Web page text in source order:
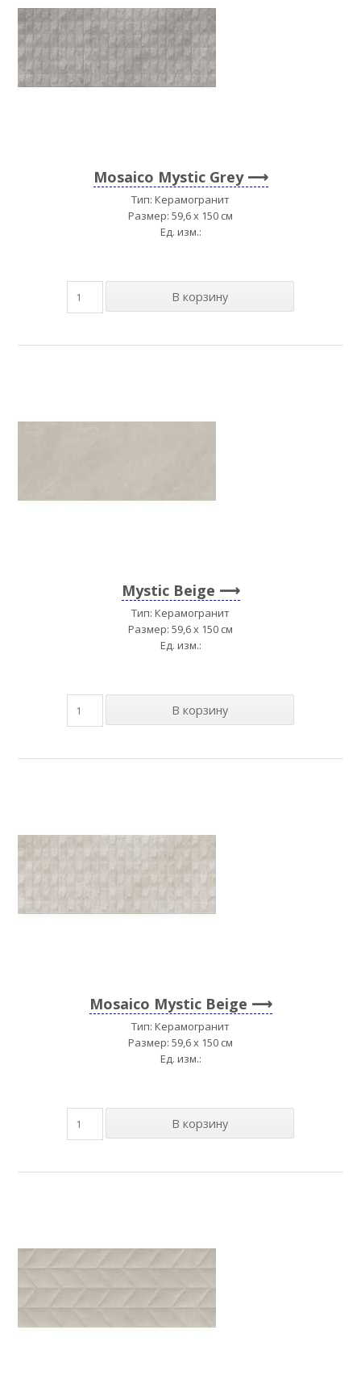
Mosaico Mystic Grey
Тип: Керамогранит
Размер: 59,6 x 150 см
Ед. изм.:
Mystic Beige
Тип: Керамогранит
Размер: 59,6 x 150 см
Ед. изм.:
Mosaico Mystic Beige
Тип: Керамогранит
Размер: 59,6 x 150 см
Ед. изм.: